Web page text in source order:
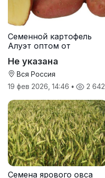
Семенной картофель
Алуэт оптом от
Не указана
Вся Россия
19 фев 2026, 14:46 • 2 642
Семена ярового овса